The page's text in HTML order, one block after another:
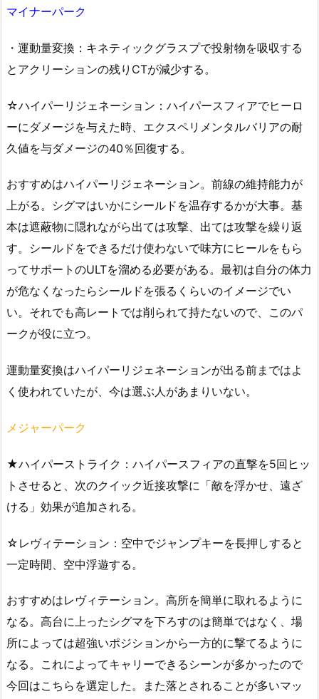
マイナーパーク
・運動量変換：キネティックグラスプで投射物を吸収する
とアクリーションの残りCTが減少する。
☆ハイパーリジェネーション：ハイパースフィアでヒーロ
ーにダメージを与えた時、エクスペリメンタルバリアの耐
久値を与ダメージの40％回復する。
おすすめはハイパーリジェネーション。前線の維持能力が
上がる。シグマはいかにシールドを温存するかが大事。基
本は遮蔽物に隠れながら出ては攻撃、出ては攻撃を繰り返
す。シールドをできるだけ使わないで味方にヒールをもら
ってサポートのULTを溜める必要がある。最初は自分の体力
が危なくなったらシールドを張るくらいのイメージでい
い。それでも高レートでは削られて持たないので、このパ
ークが役に立つ。
運動量変換はハイパーリジェネーションが出る前まではよ
く使われていたが、今は選ぶ人があまりいない。
メジャーパーク
★ハイパーストライク：ハイパースフィアの直撃を5回ヒッ
トさせると、次のクイック近接攻撃に「敵を浮かせ、遠ざ
ける」効果が追加される。
☆レヴィテーション：空中でジャンプキーを長押しすると
一定時間、空中浮遊する。
おすすめはレヴィテーション。高所を簡単に取れるように
なる。高台に上ったシグマを下ろすのは簡単ではなく、場
所によっては超強いポジションから一方的に撃てるように
なる。これによってキャリーできるシーンが多かったので
今回はこちらを選定した。また落とされることが多いマッ